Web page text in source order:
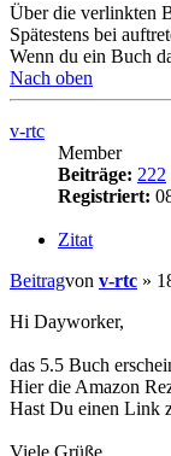
Über die verlinkten
Spätestens bei
Wenn du ein Buch
Nach oben
v-rtc
Member
Beiträge: 222
Registriert:
Zitat
Beitragvon v-rtc »
Hi Dayworker,
das 5.5 Buch
Hier die Amazon
Hast Du einen Link